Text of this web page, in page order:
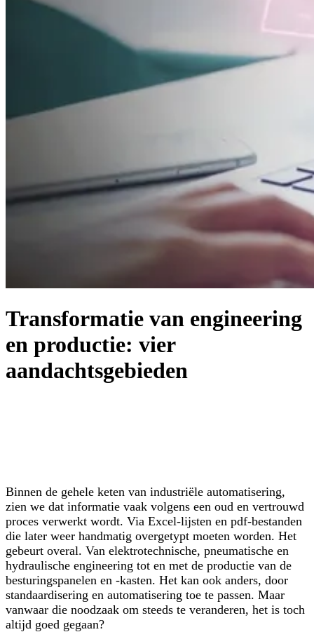
Transformatie van engineering
en productie: vier
aandachtsgebieden
Binnen de gehele keten van industriële automatisering,
zien we dat informatie vaak volgens een oud en vertrouwd
proces verwerkt wordt. Via Excel-lijsten en pdf-bestanden
die later weer handmatig overgetypt moeten worden. Het
gebeurt overal. Van elektrotechnische, pneumatische en
hydraulische engineering tot en met de productie van de
besturingspanelen en -kasten. Het kan ook anders, door
standaardisering en automatisering toe te passen. Maar
vanwaar die noodzaak om steeds te veranderen, het is toch
altijd goed gegaan?